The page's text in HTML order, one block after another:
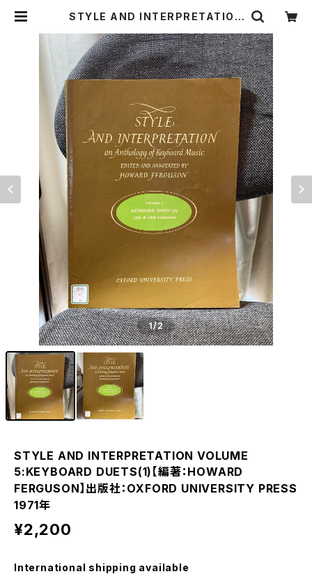
STYLE AND INTERPRETATION
(1)【編著：HOWARD FERGUSON】
出版社：OXFORD UNIVERSITY P
RESS 1971年 | Birds' Tale Coll
ective
1/2
STYLE AND INTERPRETATION VOLUME
5:KEYBOARD DUETS(1)【編著：HOWARD
FERGUSON】出版社：OXFORD UNIVERSITY PRESS
1971年
¥2,200
International shipping available